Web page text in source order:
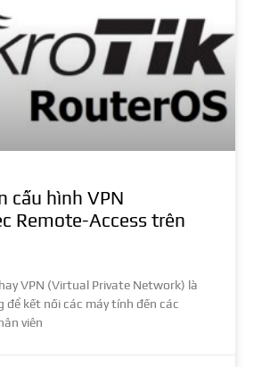
cấu hình VPN
Remote-Access trên
VPN (Virtual Private Network) là
để kết nối các máy tính đến các
viên